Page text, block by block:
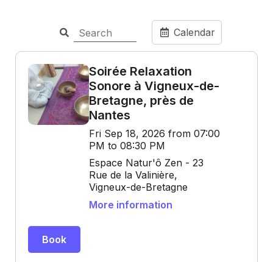
Calendar
Soirée Relaxation
Sonore à Vigneux-de-
Bretagne, près de
Nantes
Fri Sep 18, 2026 from 07:00
PM to 08:30 PM
Espace Natur'ô Zen - 23
Rue de la Valinière,
Vigneux-de-Bretagne
More information
Book